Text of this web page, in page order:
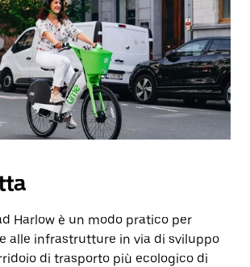
Harlow è un modo pratico per
alle infrastrutture in via di sviluppo
di trasporto più ecologico di